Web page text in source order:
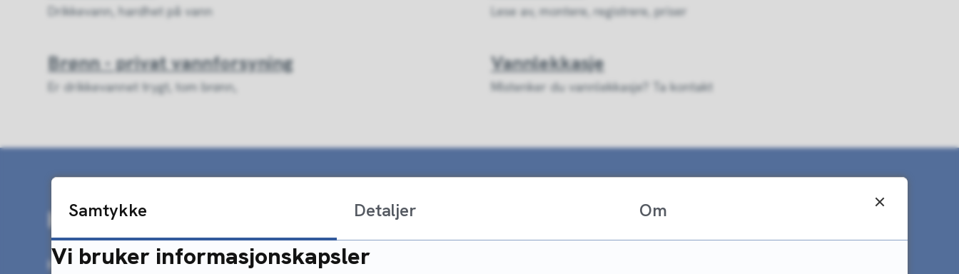
Drikkevann, hardhet på vann Lese av, montere, registrere, priser
Brønn - privat vannforsyning
Er drikkevannet trygt, tom brønn,
Vannlekkasje
Mistenker du vannlekkasje? Ta kontakt
Hjelp, det er noe som er galt!
Har du brunt vann? Har du fått SMS fra kommunen om
Meld fra om en feil
Samtykke Detaljer Om
Vi bruker informasjonskapsler